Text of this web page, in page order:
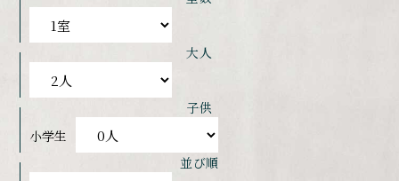
大人
子供
小学生
並び順